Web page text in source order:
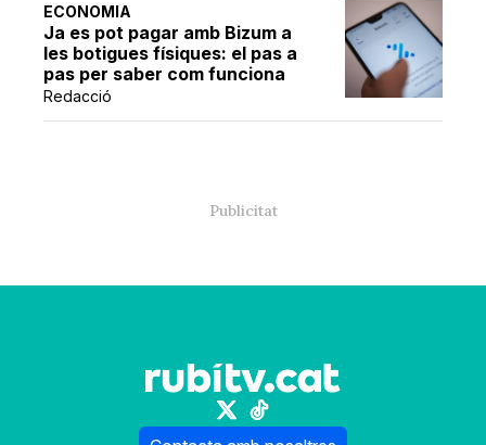
ECONOMIA
Ja es pot pagar amb Bizum a
les botigues físiques: el pas a
pas per saber com funciona
Redacció